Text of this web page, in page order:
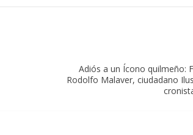
Adiós a un Ícono quilmeño:
Rodolfo Malaver, ciudadano